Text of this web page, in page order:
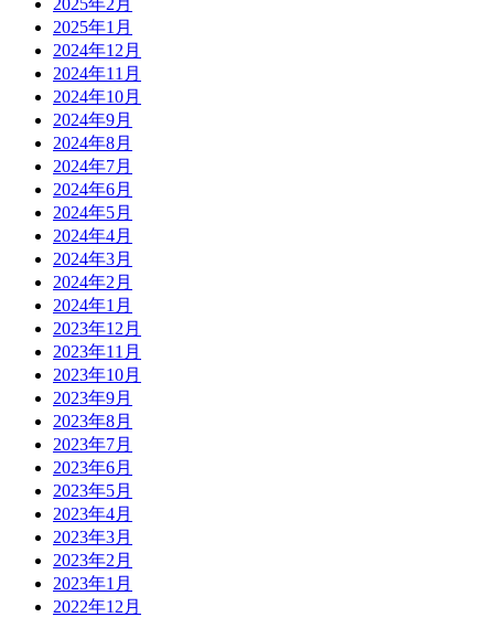
2025年1月
2024年12月
2024年11月
2024年10月
2024年9月
2024年8月
2024年7月
2024年6月
2024年5月
2024年4月
2024年3月
2024年2月
2024年1月
2023年12月
2023年11月
2023年10月
2023年9月
2023年8月
2023年7月
2023年6月
2023年5月
2023年4月
2023年3月
2023年2月
2023年1月
2022年12月